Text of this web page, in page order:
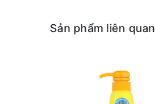
Sản phẩm liên quan